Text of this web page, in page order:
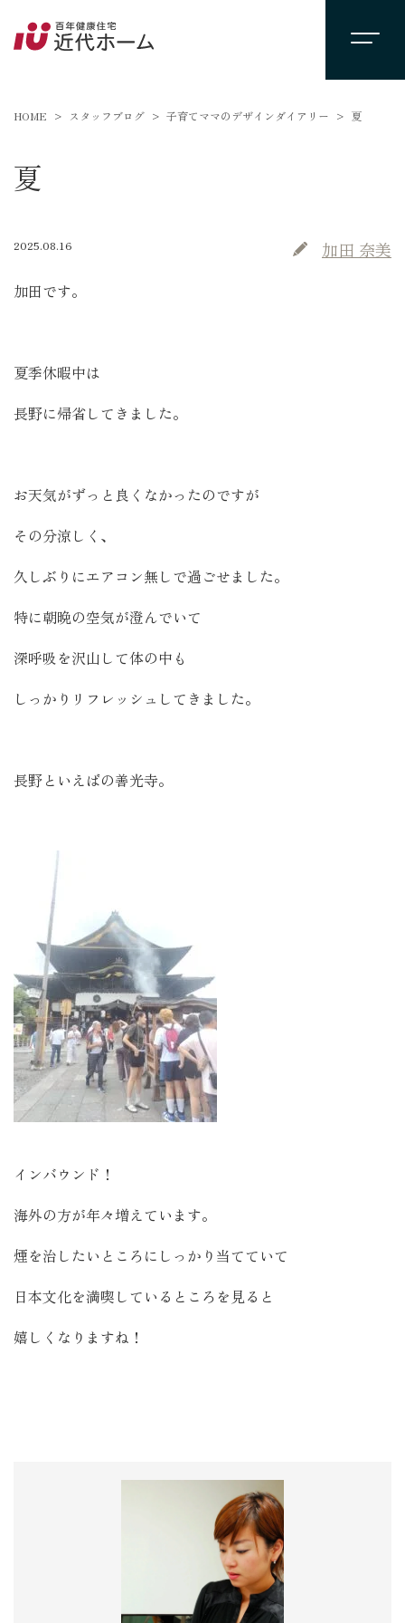
HOME スタッフブログ 子育てママのデザインダイアリー 夏
夏
2025.08.16 加田 奈美
加田です。
夏季休暇中は
長野に帰省してきました。
お天気がずっと良くなかったのですが
その分涼しく、
久しぶりにエアコン無しで過ごせました。
特に朝晩の空気が澄んでいて
深呼吸を沢山して体の中も
しっかりリフレッシュしてきました。
長野といえばの善光寺。
インバウンド！
海外の方が年々増えています。
煙を治したいところにしっかり当てていて
日本文化を満喫しているところを見ると
嬉しくなりますね！